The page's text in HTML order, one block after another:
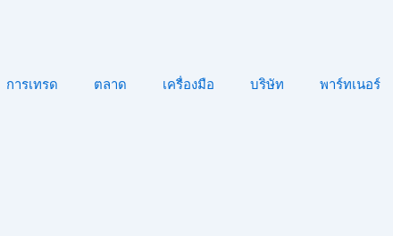
การเทรด
ตลาด เครื่องมือ บริษัท พาร์ทเนอร์